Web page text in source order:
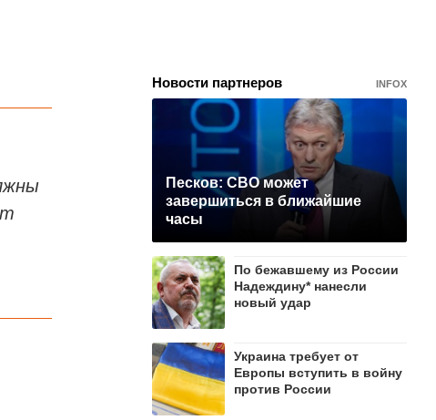
Новости партнеров INFOX
Песков: СВО может
завершиться в ближайшие
часы
По бежавшему из России
Надеждину* нанесли
новый удар
Украина требует от
Европы вступить в войну
против России